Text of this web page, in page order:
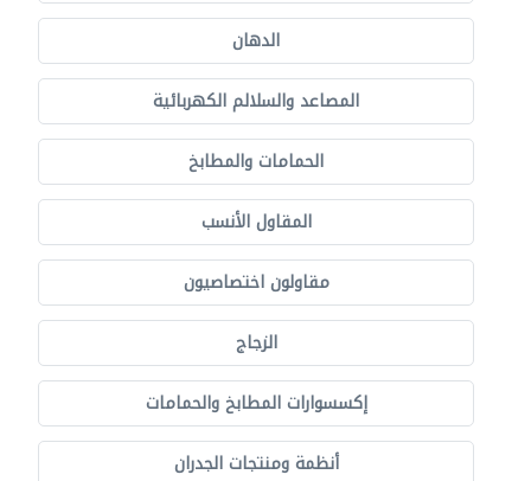
الدهان
المصاعد والسلالم الكهربائية
الحمامات والمطابخ
المقاول الأنسب
مقاولون اختصاصيون
الزجاج
إكسسوارات المطابخ والحمامات
أنظمة ومنتجات الجدران